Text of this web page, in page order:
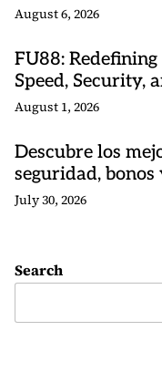
August 6, 2026
FU88:
Speed, Security,
August 1, 2026
Descubre los
seguridad,
July 30, 2026
Search